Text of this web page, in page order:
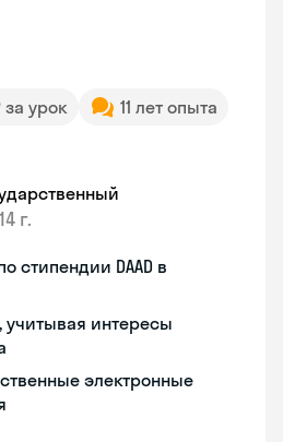
за урок
11 лет опыта
г.
стипендии DAAD в
учитывая интересы
электронные